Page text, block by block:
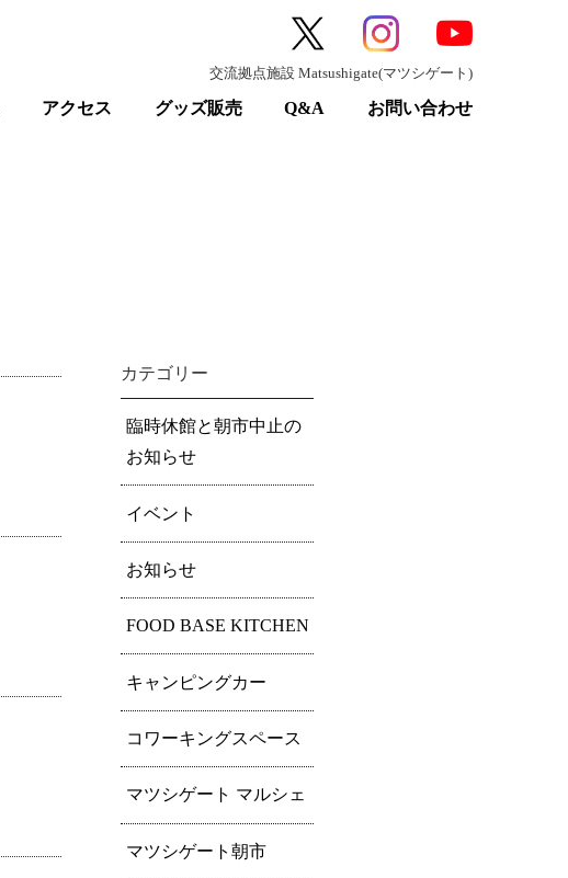
交流拠点施設 Matsushigate(マツシゲート)
アクセス グッズ販売 Q&A お問い合わせ
カテゴリー
臨時休館と朝市中止の
お知らせ
イベント
お知らせ
FOOD BASE KITCHEN
キャンピングカー
コワーキングスペース
マツシゲート マルシェ
マツシゲート朝市